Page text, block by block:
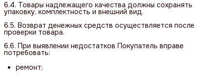
6.4. Товары надлежащего качества должны сохранять
упаковку, комплектность и внешний вид.
6.5. Возврат денежных средств осуществляется после
проверки товара.
6.6. При выявлении недостатков Покупатель вправе
потребовать:
ремонт;